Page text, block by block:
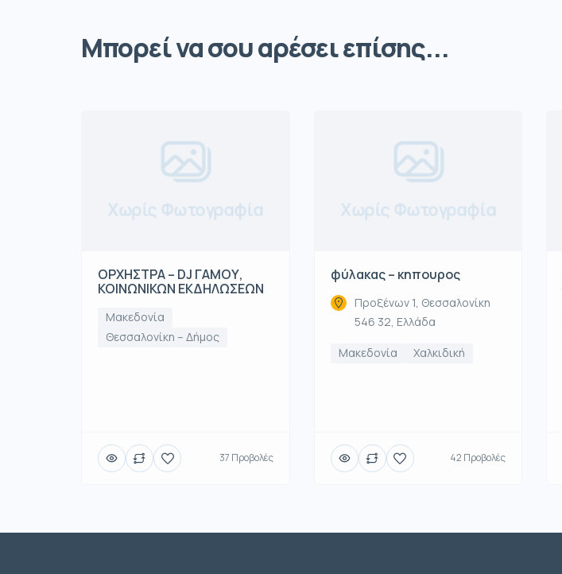
Μπορεί να σου αρέσει επίσης...
Χωρίς Φωτογραφία
ΟΡΧΗΣΤΡΑ – DJ ΓΑΜΟΥ,
ΚΟΙΝΩΝΙΚΩΝ ΕΚΔΗΛΩΣΕΩΝ
Μακεδονία
Θεσσαλονίκη – Δήμος
37 Προβολές
Χωρίς Φωτογραφία
φύλακας – κηπουρος
Προξένων 1, Θεσσαλονίκη
546 32, Ελλάδα
Μακεδονία Χαλκιδική
42 Προβολές